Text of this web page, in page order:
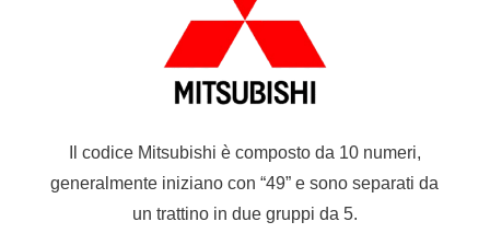
Il codice Mitsubishi è composto da 10 numeri,
generalmente iniziano con “49” e sono separati da
un trattino in due gruppi da 5.